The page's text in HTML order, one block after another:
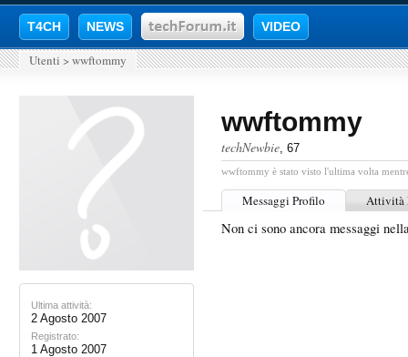
T4CH NEWS VIDEO
Utenti > wwftommy
Ultima attività:
2 Agosto 2007
Registrato:
1 Agosto 2007
wwftommy
techNewbie, 67
wwftommy è stato visto l'ultima volta
Messaggi Profilo Attività
Non ci sono ancora messaggi